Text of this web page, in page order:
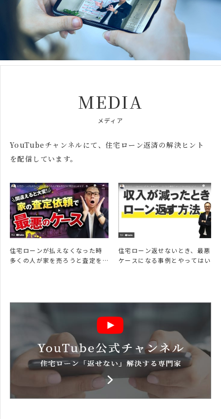
MEDIA
メディア
YouTubeチャンネルにて、 住宅ローン返済の解決ヒント
を配信しています。
住宅ローンが払えなくなった時
多くの人が家を売ろうと査定を
住宅ローン返せないとき、最悪の
ケースになる事例とやってはい